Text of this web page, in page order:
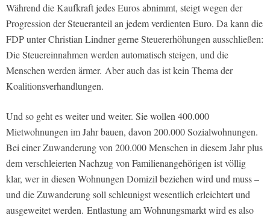
Während die Kaufkraft jedes Euros abnimmt, steigt wegen der
Progression der Steueranteil an jedem verdienten Euro. Da kann die
FDP unter Christian Lindner gerne Steuererhöhungen ausschließen:
Die Steuereinnahmen werden automatisch steigen, und die
Menschen werden ärmer. Aber auch das ist kein Thema der
Koalitionsverhandlungen.
Und so geht es weiter und weiter. Sie wollen 400.000
Mietwohnungen im Jahr bauen, davon 200.000 Sozialwohnungen.
Bei einer Zuwanderung von 200.000 Menschen in diesem Jahr plus
dem verschleierten Nachzug von Familienangehörigen ist völlig
klar, wer in diesen Wohnungen Domizil beziehen wird und muss –
und die Zuwanderung soll schleunigst wesentlich erleichtert und
ausgeweitet werden. Entlastung am Wohnungsmarkt wird es also